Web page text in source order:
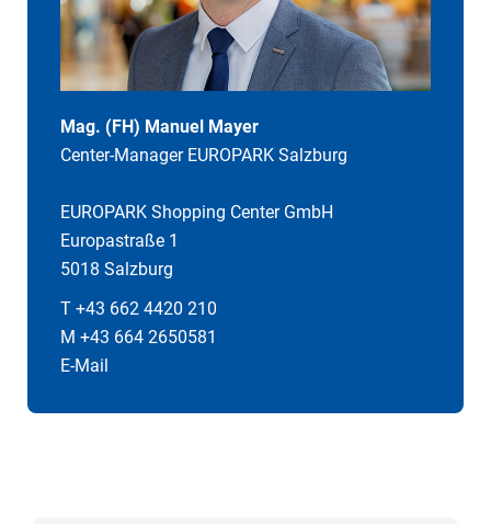
Mag. (FH) Manuel Mayer
Center-Manager EUROPARK Salzburg
EUROPARK Shopping Center GmbH
Europastraße 1
5018 Salzburg
T +43 662 4420 210
M +43 664 2650581
E-Mail